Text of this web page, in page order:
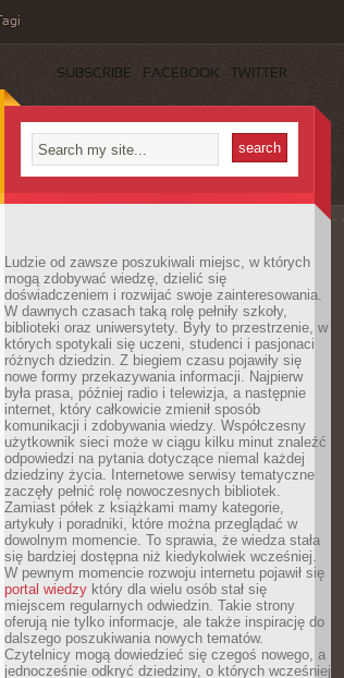
Tagi
SUBSCRIBE FACEBOOK TWITTER
Ludzie od zawsze poszukiwali miejsc, w których
mogą zdobywać wiedzę, dzielić się
doświadczeniem i rozwijać swoje zainteresowania.
W dawnych czasach taką rolę pełniły szkoły,
biblioteki oraz uniwersytety. Były to przestrzenie, w
których spotykali się uczeni, studenci i pasjonaci
różnych dziedzin. Z biegiem czasu pojawiły się
nowe formy przekazywania informacji. Najpierw
była prasa, później radio i telewizja, a następnie
internet, który całkowicie zmienił sposób
komunikacji i zdobywania wiedzy. Współczesny
użytkownik sieci może w ciągu kilku minut znaleźć
odpowiedzi na pytania dotyczące niemal każdej
dziedziny życia. Internetowe serwisy tematyczne
zaczęły pełnić rolę nowoczesnych bibliotek.
Zamiast półek z książkami mamy kategorie,
artykuły i poradniki, które można przeglądać w
dowolnym momencie. To sprawia, że wiedza stała
się bardziej dostępna niż kiedykolwiek wcześniej.
W pewnym momencie rozwoju internetu pojawił się
portal wiedzy który dla wielu osób stał się
miejscem regularnych odwiedzin. Takie strony
oferują nie tylko informacje, ale także inspirację do
dalszego poszukiwania nowych tematów.
Czytelnicy mogą dowiedzieć się czegoś nowego, a
jednocześnie odkryć dziedziny, o których wcześniej